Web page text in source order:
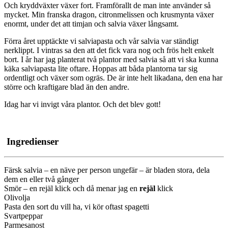
Och kryddväxter växer fort. Framförallt de man inte använder så
mycket. Min franska dragon, citronmelissen och krusmynta växer
enormt, under det att timjan och salvia växer långsamt.
Förra året upptäckte vi salviapasta och vår salvia var ständigt
nerklippt. I vintras sa den att det fick vara nog och frös helt enkelt
bort. I år har jag planterat två plantor med salvia så att vi ska kunna
käka salviapasta lite oftare. Hoppas att båda plantorna tar sig
ordentligt och växer som ogräs. De är inte helt likadana, den ena har
större och kraftigare blad än den andre.
Idag har vi invigt våra plantor. Och det blev gott!
Ingredienser
Färsk salvia – en näve per person ungefär – är bladen stora, dela
dem en eller två gånger
Smör – en rejäl klick och då menar jag en rejäl klick
Olivolja
Pasta den sort du vill ha, vi kör oftast spagetti
Svartpeppar
Parmesanost